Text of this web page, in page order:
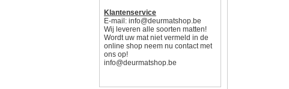
Klantenservice
E-mail: info@deurmatshop.be
Wij leveren alle soorten matten!
Wordt uw mat niet vermeld in de
online shop neem nu contact met
ons op!
info@deurmatshop.be